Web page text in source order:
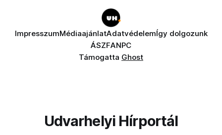
ImpresszumMédiaajánlatAdatvédelemÍgy dolgozunk
ÁSZFANPC
Támogatta Ghost
Udvarhelyi Hírportál